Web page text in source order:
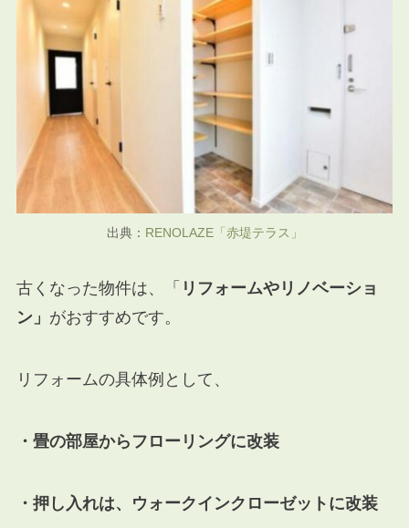
出典： RENOLAZE「赤堤テラス」
古くなった物件は、「 リフォームやリノベーショ
ン」 がおすすめです。
リフォームの具体例として、
・畳の部屋からフローリングに改装
・押し入れは、ウォークインクローゼットに改装